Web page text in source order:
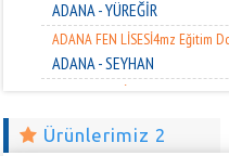
ADANA - YÜREĞİR
ADANA FEN LİSESİ4mz Eğitim
ADANA - SEYHAN
KAYSERİ - BÜNYAN
Ürünlerimiz 2